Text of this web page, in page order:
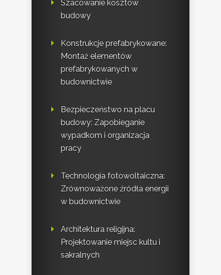
Szacowanie kosztów
budowy
Konstrukcje prefabrykowane:
Montaż elementów
prefabrykowanych w
budownictwie
Bezpieczeństwo na placu
budowy: Zapobieganie
wypadkom i organizacja
pracy
Technologia fotowoltaiczna:
Zrównoważone źródła energii
w budownictwie
Architektura religijna:
Projektowanie miejsc kultu i
sakralnych